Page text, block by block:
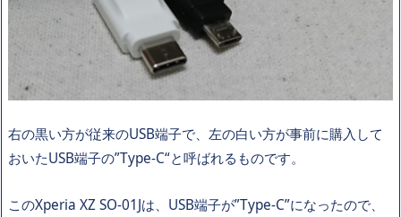
右の黒い方が従来のUSB端子で、左の白い方が事前に購入して
おいたUSB端子の”Type-C“と呼ばれるものです。
このXperia XZ SO-01Jは、USB端子が”Type-C”になったので、